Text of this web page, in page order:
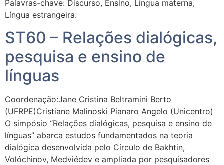
Palavras-chave: Discurso, Ensino, Língua materna,
Língua estrangeira.
ST60 – Relações dialógicas,
pesquisa e ensino de
línguas
Coordenação:Jane Cristina Beltramini Berto
(UFRPE)Cristiane Malinoski Pianaro Angelo (Unicentro)
O simpósio “Relações dialógicas, pesquisa e ensino de
línguas” abarca estudos fundamentados na teoria
dialógica desenvolvida pelo Círculo de Bakhtin,
Volóchinov, Medviédev e ampliada por pesquisadores